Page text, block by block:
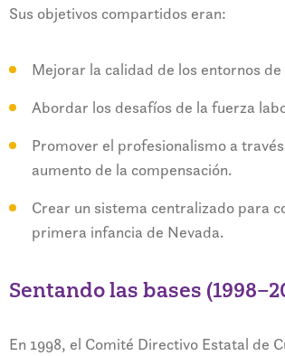
Sus objetivos compartidos eran:
Mejorar la calidad de los entornos
Abordar los desafíos de la fuerza
Promover el profesionalismo a
aumento de la compensación.
Crear un sistema centralizado para
primera infancia de Nevada.
Sentando las bases
En 1998, el Comité Directivo Estatal de